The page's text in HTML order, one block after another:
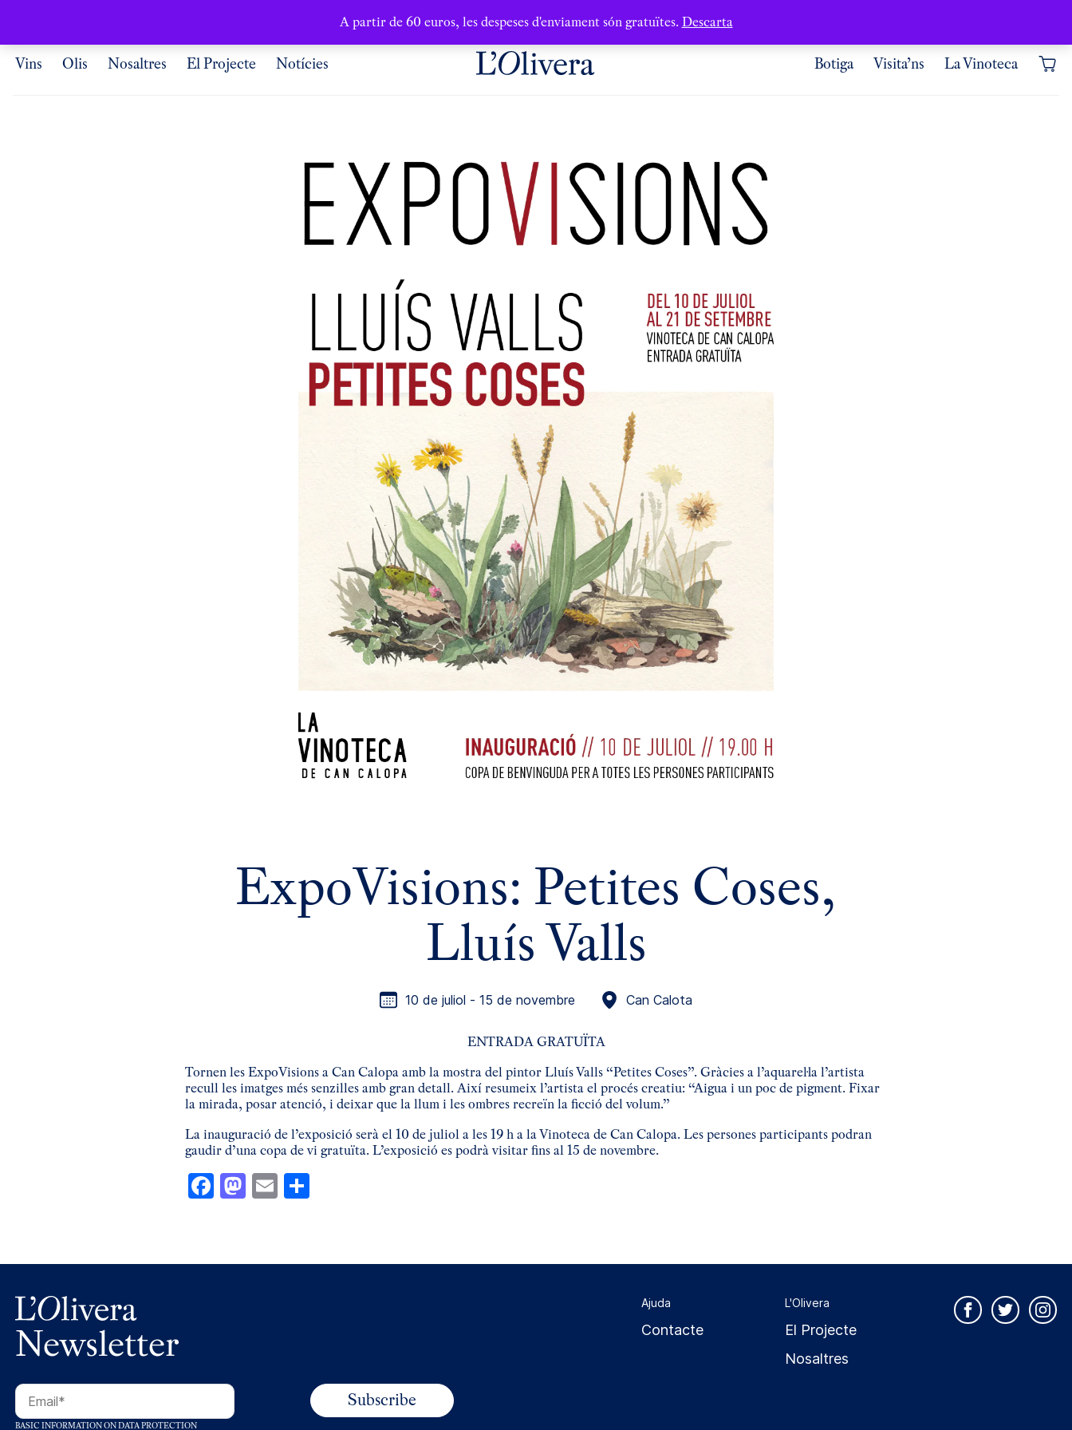
A partir de 60 euros, les despeses d'enviament són gratuïtes. Descarta
Vins Olis Nosaltres El Projecte Notícies Botiga Visita’ns La Vinoteca
ExpoVisions: Petites Coses,
Lluís Valls
10 de juliol - 15 de novembre Can Calota
ENTRADA GRATUÏTA
Tornen les ExpoVisions a Can Calopa amb la mostra del pintor Lluís Valls “Petites Coses”. Gràcies a l’aquarel·la l’artista
recull les imatges més senzilles amb gran detall. Així resumeix l’artista el procés creatiu: “Aigua i un poc de pigment. Fixar
la mirada, posar atenció, i deixar que la llum i les ombres recreïn la ficció del volum.”
La inauguració de l’exposició serà el 10 de juliol a les 19 h a la Vinoteca de Can Calopa. Les persones participants podran
gaudir d’una copa de vi gratuïta. L’exposició es podrà visitar fins al 15 de novembre.
Facebook
Mastodon
Email
Newsletter
BASIC INFORMATION ON DATA PROTECTION
Ajuda
Contacte
L'Olivera
El Projecte
Nosaltres